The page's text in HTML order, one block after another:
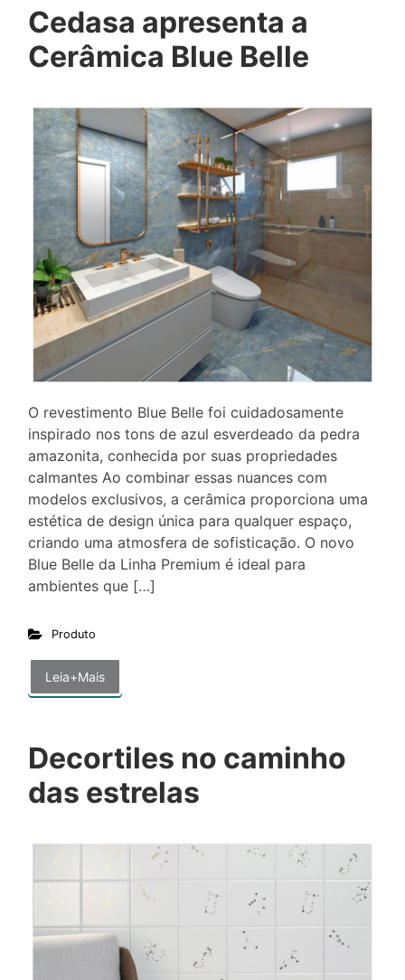
Cedasa apresenta a
Cerâmica Blue Belle
O revestimento Blue Belle foi cuidadosamente
inspirado nos tons de azul esverdeado da pedra
amazonita, conhecida por suas propriedades
calmantes Ao combinar essas nuances com
modelos exclusivos, a cerâmica proporciona uma
estética de design única para qualquer espaço,
criando uma atmosfera de sofisticação. O novo
Blue Belle da Linha Premium é ideal para
ambientes que […]
Produto
Leia+Mais
Decortiles no caminho
das estrelas